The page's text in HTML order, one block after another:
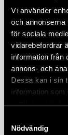
Vi använder
och annonserna
för sociala
vidarebefordrar
information från
annons- och
Dessa kan i sin
information som
Nödvändig